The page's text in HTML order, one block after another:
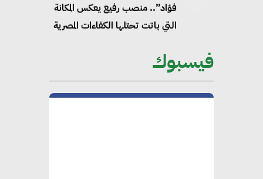
فؤاد”.. منصب رفيع يعكس المكانة
التي باتت تحتلها الكفاءات المصرية
محلب : المباني الخضراء إضافة
فيسبوك